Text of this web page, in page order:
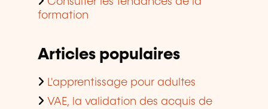
formation
Articles populaires
L'apprentissage pour adultes
VAE, la validation des acquis de